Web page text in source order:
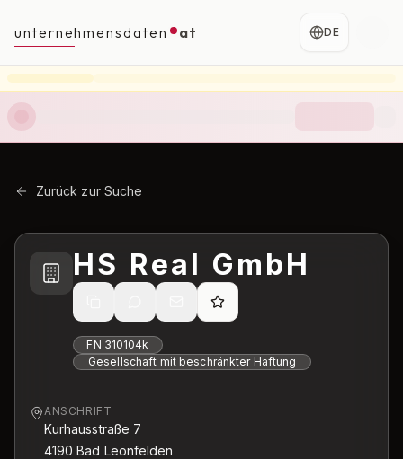
unternehmensdaten at DE
Zurück zur Suche
HS Real GmbH
FN 310104k
Gesellschaft mit beschränkter Haftung
ANSCHRIFT
Kurhausstraße 7
4190Bad Leonfelden